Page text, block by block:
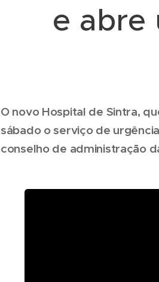
e abre
O novo Hospital de Sintra,
sábado o serviço de
conselho de administração